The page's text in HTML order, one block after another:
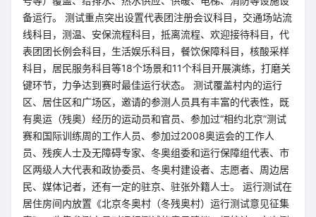
备运行。 测试重点突出设置代表团注册会议科目，交通场站流
线科目，测温、安保流程科目，抵离流程、欢迎接待科目，代
表团团长例会科目，生活娱乐科目，餐饮保障科目，核酸采样
科目，居民服务科目等18个场景和11个科目开展演练，打磨关
键环节，力争达到赛时最佳运行状态。 测试覆盖村内的运行
区、居住区和广场区，邀请的参测人员具有丰富的代表性，既
有奥运（残奥）经历的运动员和官员、参加过“相约北京”测试
赛和国际训练周的工作人员、参加过2008奥运会的工作人
员、残疾人士及无障碍专家、冬奥组委和运行保障组代表、市
区两级人大代表和政协委员、冬奥村建设者、志愿者、周边居
民、媒体记者，还有一定的驻京、驻张外籍人士。 运行测试在
居住房间内放置《北京冬奥村（冬残奥村）运行测试意见征集